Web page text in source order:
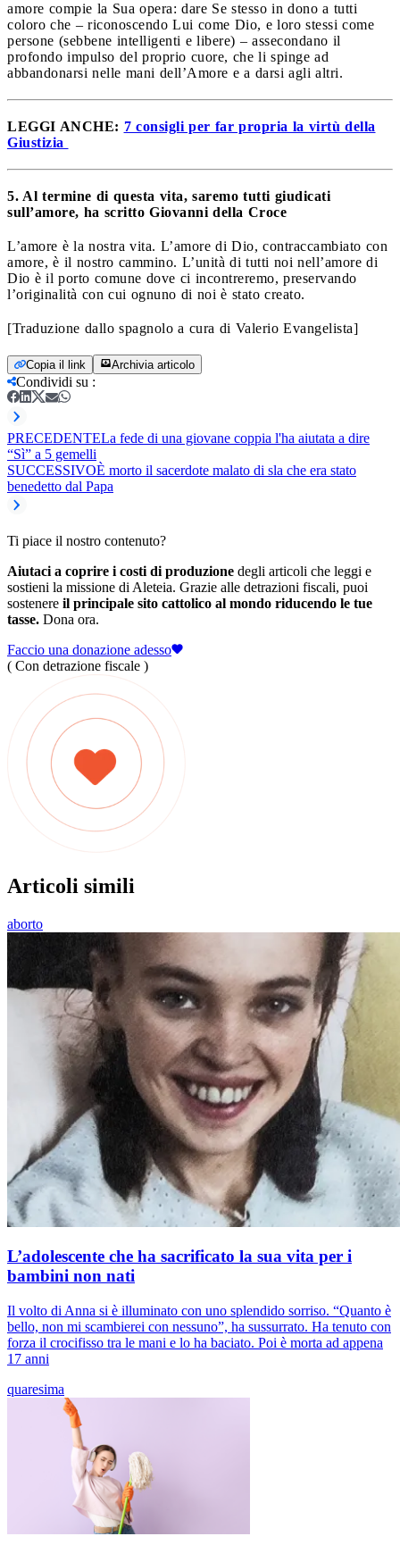
amore compie la Sua opera: dare Se stesso in dono a tutti
coloro che – riconoscendo Lui come Dio, e loro stessi come
persone (sebbene intelligenti e libere) – assecondano il
profondo impulso del proprio cuore, che li spinge ad
abbandonarsi nelle mani dell’Amore e a darsi agli altri.
LEGGI ANCHE: 7 consigli per far propria la virtù della
Giustizia
5. Al termine di questa vita, saremo tutti giudicati
sull’amore, ha scritto Giovanni della Croce
L’amore è la nostra vita. L’amore di Dio, contraccambiato con
amore, è il nostro cammino. L’unità di tutti noi nell’amore di
Dio è il porto comune dove ci incontreremo, preservando
l’originalità con cui ognuno di noi è stato creato.
[Traduzione dallo spagnolo a cura di Valerio Evangelista]
Copia il link Archivia articolo
Condividi su :
PRECEDENTELa fede di una giovane coppia l'ha aiutata a dire
“Sì” a 5 gemelli
SUCCESSIVOÈ morto il sacerdote malato di sla che era stato
benedetto dal Papa
Ti piace il nostro contenuto?
Aiutaci a coprire i costi di produzione degli articoli che leggi e
sostieni la missione di Aleteia. Grazie alle detrazioni fiscali, puoi
sostenere il principale sito cattolico al mondo riducendo le tue
tasse. Dona ora.
Faccio una donazione adesso
( Con detrazione fiscale )
Articoli simili
aborto
L’adolescente che ha sacrificato la sua vita per i
bambini non nati
Il volto di Anna si è illuminato con uno splendido sorriso. “Quanto è
bello, non mi scambierei con nessuno”, ha sussurrato. Ha tenuto con
forza il crocifisso tra le mani e lo ha baciato. Poi è morta ad appena
17 anni
quaresima